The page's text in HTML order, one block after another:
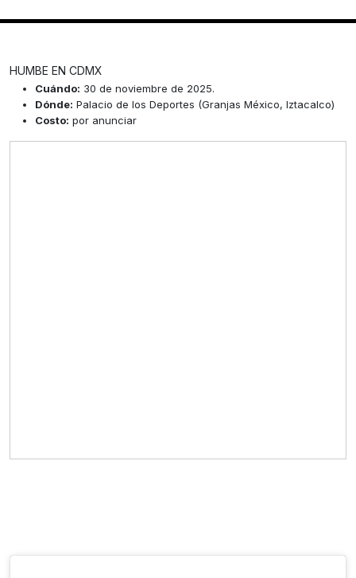
HUMBE EN CDMX
Cuándo: 30 de noviembre de 2025.
Dónde: Palacio de los Deportes (Granjas México, Iztacalco)
Costo: por anunciar